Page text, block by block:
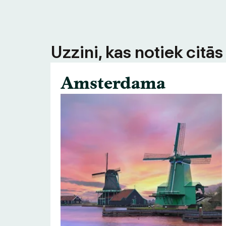
Uzzini, kas notiek
Amsterdama